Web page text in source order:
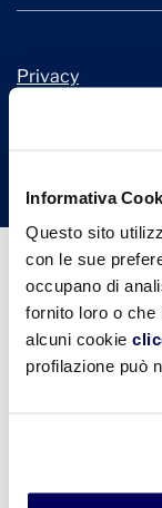
Informativa
Questo sito
con le sue
occupano di
fornito loro o che
alcuni cookie
profilazione può
Privacy